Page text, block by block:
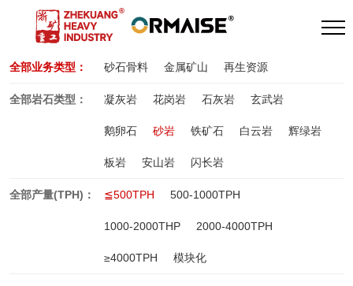
全部业务类型： 砂石骨料 金属矿山 再生资源
全部岩石类型： 凝灰岩 花岗岩 石灰岩 玄武岩
鹅卵石 砂岩 铁矿石 白云岩 辉绿岩
板岩 安山岩 闪长岩
全部产量(TPH)： ≦500TPH 500-1000TPH
1000-2000THP 2000-4000TPH
≥4000TPH 模块化